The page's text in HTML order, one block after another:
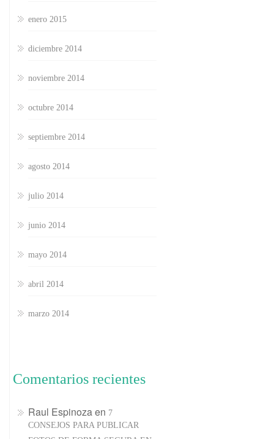
enero 2015
diciembre 2014
noviembre 2014
octubre 2014
septiembre 2014
agosto 2014
julio 2014
junio 2014
mayo 2014
abril 2014
marzo 2014
Comentarios recientes
Raul Espinozaen 7
CONSEJOS PARA PUBLICAR